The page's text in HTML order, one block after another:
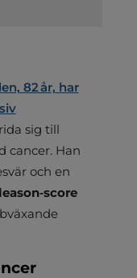
82 år, har
sig till
cancer. Han
och en